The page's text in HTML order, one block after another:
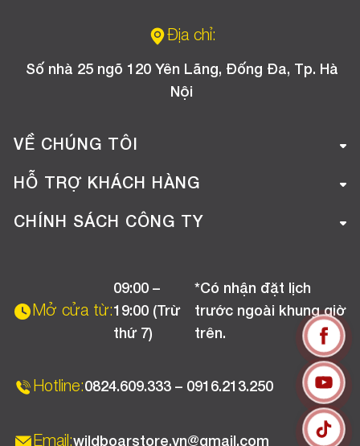
Địa chỉ:
Số nhà 25 ngõ 120 Yên Lãng, Đống Đa, Tp. Hà
Nội
VỀ CHÚNG TÔI
Giới thiệu công ty
Tuyển dụng
HỖ TRỢ KHÁCH HÀNG
Hướng dẫn mua hàng online
Chương trình khuyến mãi
CHÍNH SÁCH CÔNG TY
Chính sách bảo hành
Mở cửa từ:
09:00 –
19:00 (Trừ
thứ 7)
*Có nhận đặt lịch
trước ngoài khung giờ
trên.
Hotline:0824.609.333 – 0916.213.250
Email:wildboarstore.vn@gmail.com